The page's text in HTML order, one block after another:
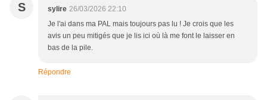
S sylire 26/03/2026 22:10
Je l'ai dans ma PAL mais toujours pas lu ! Je crois que les
avis un peu mitigés que je lis ici où là me font le laisser en
bas de la pile.
Répondre